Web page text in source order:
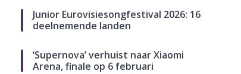
Junior Eurovisiesongfestival 2026: 16
deelnemende landen
‘Supernova’ verhuist naar Xiaomi
Arena, finale op 6 februari